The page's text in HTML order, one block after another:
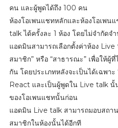
คน และผู้พูดได้ถึง 100 คน
ห้องโอเพนแชทหลักและห้องโอเพน
talk ได้ครั้งละ 1 ห้อง โดยไม่จำกัด
แอดมินสามารถเลือกตั้งค่าห้อง Live
สมาชิก” หรือ “สาธารณะ” เพื่อให้ผู้
กัน โดยประเภทหลังจะเป็นได้เฉพาะ
React และเป็นผู้พูดใน Live talk นั้
ของโอเพนแชทนั้นก่อน
แอดมิน Live talk สามารถมอบสถา
สมาชิกในห้องนั้นได้อีกที